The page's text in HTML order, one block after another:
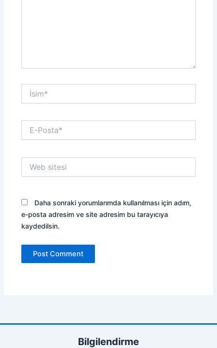
İsim*
Posta*
sitesi
Daha sonraki yorumlarımda kullanılması için adım,
e-posta adresim ve site adresim bu tarayıcıya
kaydedilsin.
Bilgilendirme